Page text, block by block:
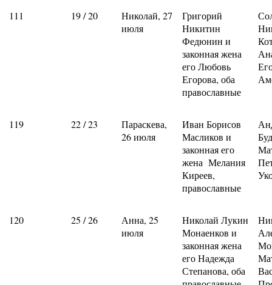
111 19 / 20
Николай, 27
июля
Григорий
Никитин
Федюнин и
законная жена
его Любовь
Егорова, оба
православные
119 22 / 23
Параскева,
26 июля
Иван Борисов
Масликов и
законная его
жена Мелания
Киреев,
православные
120 25 / 26
Анна, 25
июля
Николай Лукин
Монаенков и
законная жена
его Надежда
Степанова, оба